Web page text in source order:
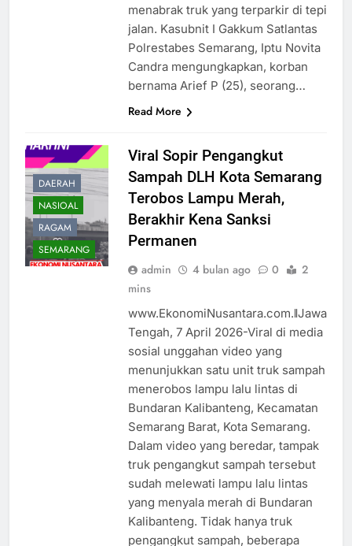
menabrak truk yang terparkir di tepi
jalan. Kasubnit I Gakkum Satlantas
Polrestabes Semarang, Iptu Novita
Candra mengungkapkan, korban
bernama Arief P (25), seorang…
Read More
DAERAH
NASIOAL
RAGAM
SEMARANG
Viral Sopir Pengangkut
Sampah DLH Kota Semarang
Terobos Lampu Merah,
Berakhir Kena Sanksi
Permanen
admin 4 bulan ago 0
2
mins
www.EkonomiNusantara.com.ǁJawa
Tengah, 7 April 2026-Viral di media
sosial unggahan video yang
menunjukkan satu unit truk sampah
menerobos lampu lalu lintas di
Bundaran Kalibanteng, Kecamatan
Semarang Barat, Kota Semarang.
Dalam video yang beredar, tampak
truk pengangkut sampah tersebut
sudah melewati lampu lalu lintas
yang menyala merah di Bundaran
Kalibanteng. Tidak hanya truk
pengangkut sampah, beberapa